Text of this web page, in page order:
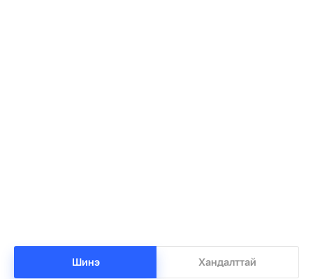
Шинэ Хандалттай
2 Эерэг дүр/Х. Болормаа -8 цаг -8 минутын өмнө